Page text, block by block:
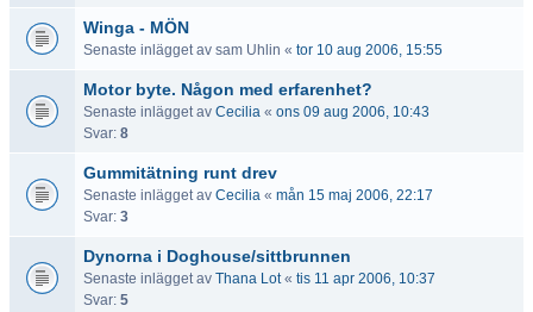
Winga - MÖN
Senaste inlägget av sam Uhlin « tor 10 aug 2006, 15:55
Motor byte. Någon med erfarenhet?
Senaste inlägget av Cecilia « ons 09 aug 2006, 10:43
Svar: 8
Gummitätning runt drev
Senaste inlägget av Cecilia « mån 15 maj 2006, 22:17
Svar: 3
Dynorna i Doghouse/sittbrunnen
Senaste inlägget av Thana Lot« tis 11 apr 2006, 10:37
Svar: 5